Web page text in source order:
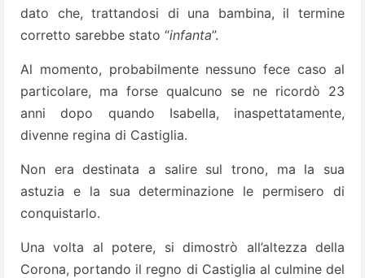
dato che, trattandosi di una bambina, il termine
corretto sarebbe stato “infanta”.
Al momento, probabilmente nessuno fece caso al
particolare, ma forse qualcuno se ne ricordò 23
anni dopo quando Isabella, inaspettatamente,
divenne regina di Castiglia.
Non era destinata a salire sul trono, ma la sua
astuzia e la sua determinazione le permisero di
conquistarlo.
Una volta al potere, si dimostrò all’altezza della
Corona, portando il regno di Castiglia al culmine del